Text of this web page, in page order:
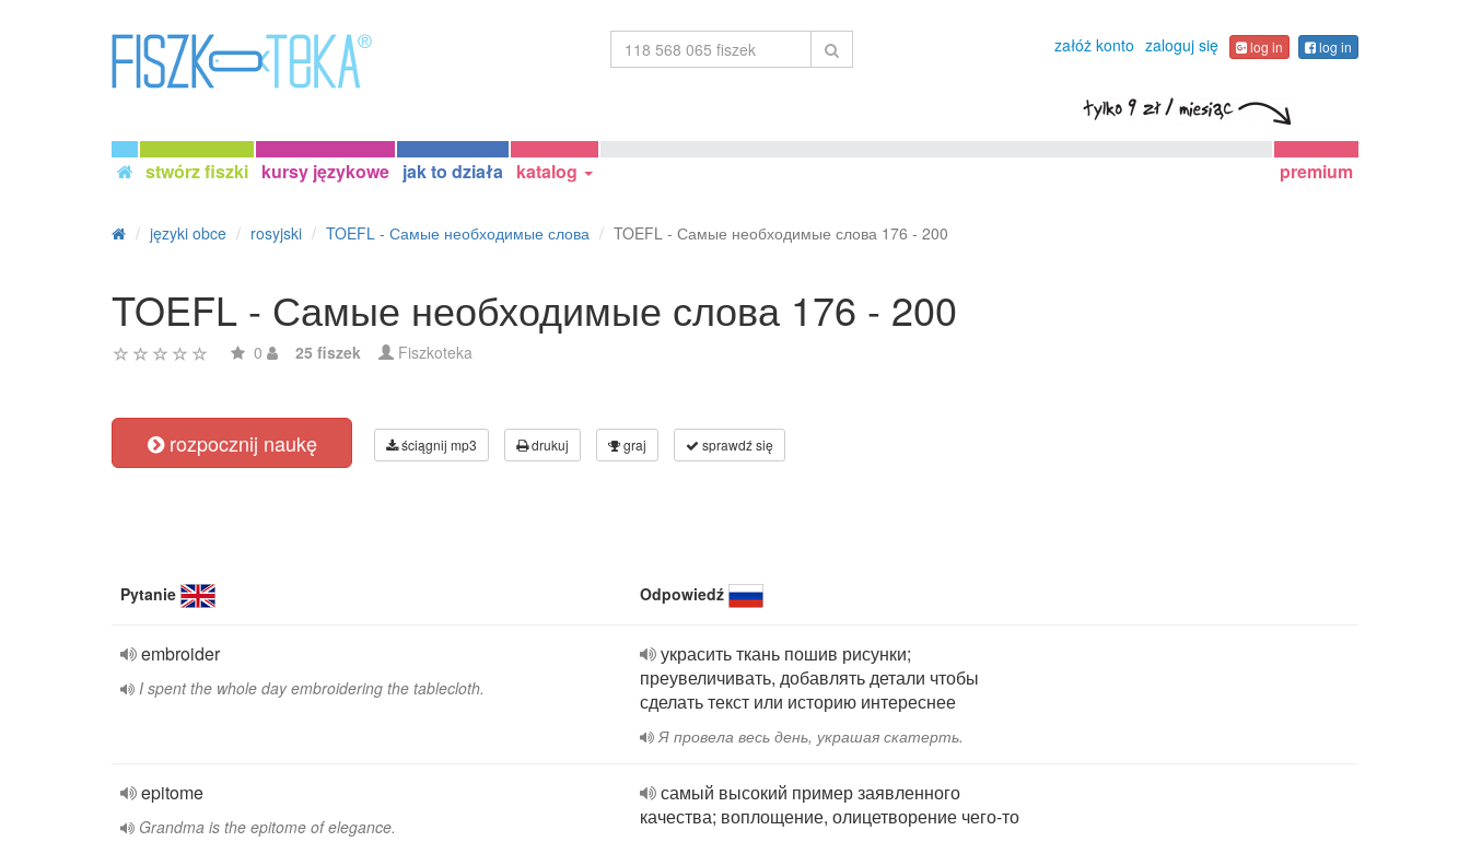
załóż konto zaloguj się log in log in
stwórz fiszki kursy językowe jak to działa katalog premium
języki obce rosyjski TOEFL - Самые необходимые слова TOEFL - Самые необходимые слова 176 - 200
TOEFL - Самые необходимые слова 176 - 200
0 25 fiszek Fiszkoteka
rozpocznij naukę ściągnij mp3 drukuj graj sprawdź się
Pytanie Odpowiedź
embroider
I spent the whole day embroidering the tablecloth.
украсить ткань пошив рисунки;
преувеличивать, добавлять детали чтобы
сделать текст или историю интереснее
Я провела весь день, украшая скатерть.
epitome
Grandma is the epitome of elegance.
самый высокий пример заявленного
качества; воплощение, олицетворение чего-то